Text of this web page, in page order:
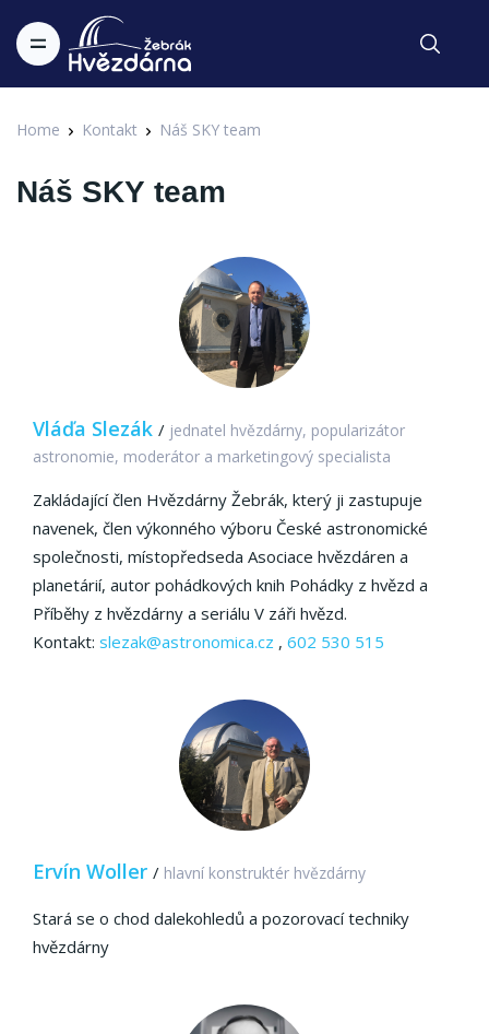
Home Kontakt Náš SKY team
Náš SKY team
Vláďa Slezák / jednatel hvězdárny, popularizátor
astronomie, moderátor a marketingový specialista
Zakládající člen Hvězdárny Žebrák, který ji zastupuje
navenek, člen výkonného výboru České astronomické
společnosti, místopředseda Asociace hvězdáren a
planetárií, autor pohádkových knih Pohádky z hvězd a
Příběhy z hvězdárny a seriálu V záři hvězd.
Kontakt: slezak@astronomica.cz , 602 530 515
Ervín Woller / hlavní konstruktér hvězdárny
Stará se o chod dalekohledů a pozorovací techniky
hvězdárny